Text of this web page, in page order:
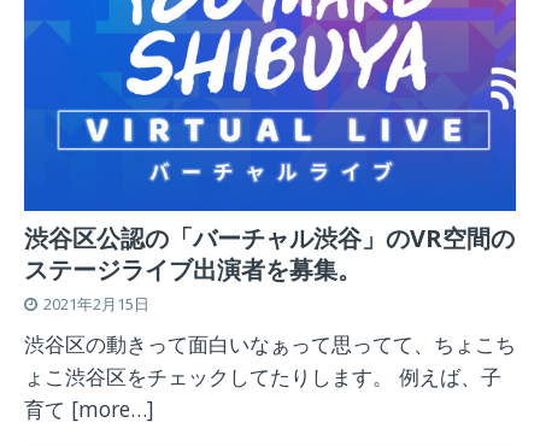
渋谷区公認の「バーチャル渋谷」のVR空間の
ステージライブ出演者を募集。
2021年2月15日
渋谷区の動きって面白いなぁって思ってて、ちょこち
ょこ渋谷区をチェックしてたりします。 例えば、子
育て [more…]